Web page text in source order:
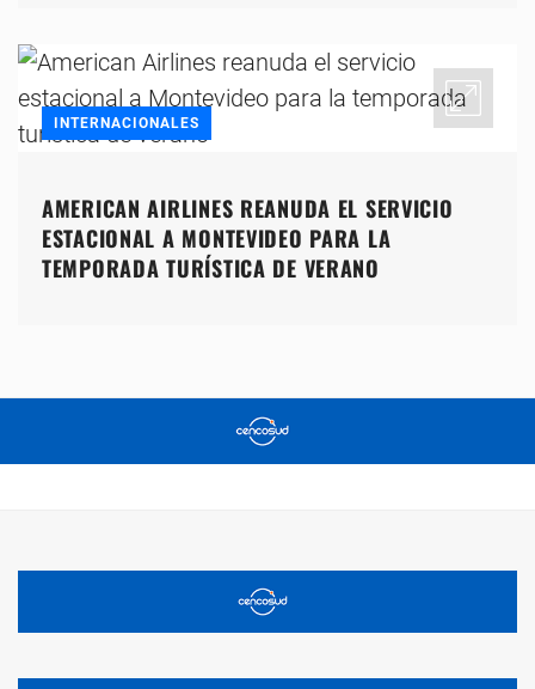
INTERNACIONALES
AMERICAN AIRLINES REANUDA EL SERVICIO
ESTACIONAL A MONTEVIDEO PARA LA
TEMPORADA TURÍSTICA DE VERANO